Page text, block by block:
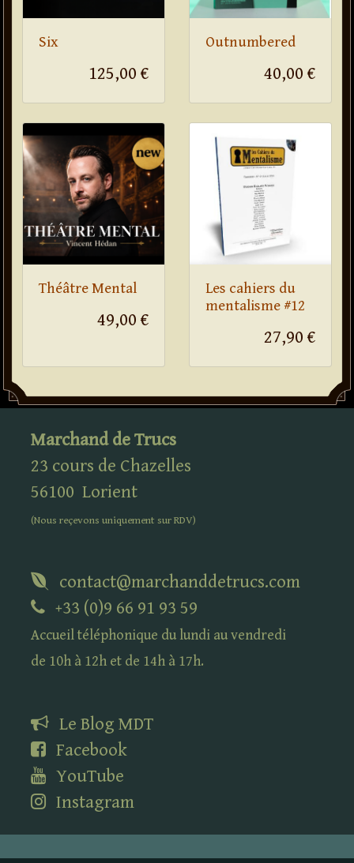
Six
125,00 €
Outnumbered
40,00 €
Théâtre Mental
49,00 €
Les cahiers du
mentalisme #12
27,90 €
Marchand de Trucs
23 cours de Chazelles
56100 Lorient
(Nous reçevons uniquement surRDV)
contact@marchanddetrucs.com
+33 (0)9 66 91 93 59
Accueil téléphonique du lundi au vendredi
de 10h à 12h et de 14h à 17h.
Le Blog MDT
Facebook
YouTube
Instagram